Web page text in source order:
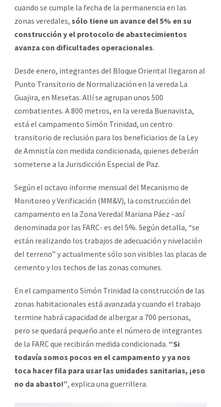
cuando se cumple la fecha de la permanencia en las
zonas veredales, sólo tiene un avance del 5% en su
construcción y el protocolo de abastecimientos
avanza con dificultades operacionales.
Desde enero, integrantes del Bloque Oriental llegaron al
Punto Transitorio de Normalización en la vereda La
Guajira, en Mesetas. Allí se agrupan unos 500
combatientes. A 800 metros, en la vereda Buenavista,
está el campamento Simón Trinidad, un centro
transitorio de reclusión para los beneficiarios de la Ley
de Amnistía con medida condicionada, quienes deberán
someterse a la Jurisdicción Especial de Paz.
Según el octavo informe mensual del Mecanismo de
Monitoreo y Verificación (MM&V), la construcción del
campamento en la Zona Veredal Mariana Páez –así
denominada por las FARC- es del 5%. Según detalla, “se
están realizando los trabajos de adecuación y nivelación
del terreno” y actualmente sólo son visibles las placas de
cemento y los techos de las zonas comunes.
En el campamento Simón Trinidad la construcción de las
zonas habitacionales está avanzada y cuando el trabajo
termine habrá capacidad de albergar a 700 personas,
pero se quedará pequeño ante el número de integrantes
de la FARC que recibirán medida condicionada. “Si
todavía somos pocos en el campamento y ya nos
toca hacer fila para usar las unidades sanitarias, ¡eso
no da abasto!”, explica una guerrillera.